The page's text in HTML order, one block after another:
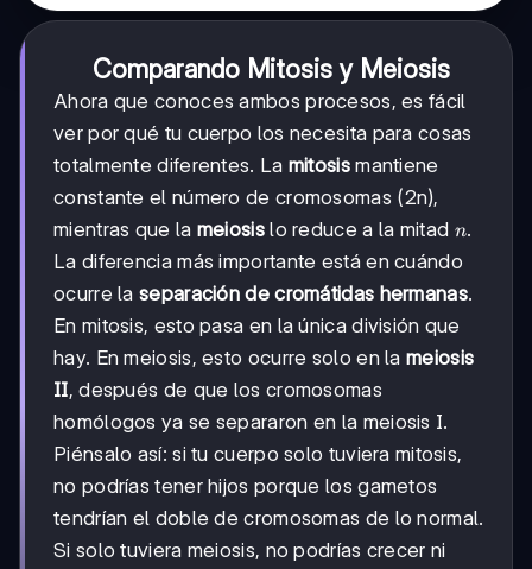
Comparando Mitosis y Meiosis
Ahora que conoces ambos procesos, es fácil
ver por qué tu cuerpo los necesita para cosas
totalmente diferentes. La mitosismantiene
constante el número de cromosomas (2n),
mientras que la meiosislo reduce a la mitad n
n.
La diferencia más importante está en cuándo
ocurre la separación de cromátidas hermanas.
En mitosis, esto pasa en la única división que
hay. En meiosis, esto ocurre solo en la meiosis
II, después de que los cromosomas
homólogos ya se separaron en la meiosis I.
Piénsalo así: si tu cuerpo solo tuviera mitosis,
no podrías tener hijos porque los gametos
tendrían el doble de cromosomas de lo normal.
Si solo tuviera meiosis, no podrías crecer ni